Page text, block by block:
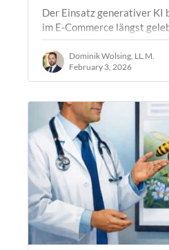
Der Einsatz generativer KI
im E-Commerce längst
Amazon-Händler nutzen
generieren, Licht- und…
Dominik Wolsing, LL.M.
February 3, 2026